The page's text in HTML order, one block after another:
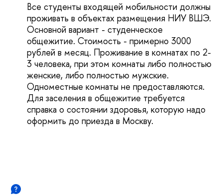
Все студенты входящей мобильности должны
проживать в объектах размещения НИУ ВШЭ.
Основной вариант - студенческое
общежитие. Стоимость - примерно 3000
рублей в месяц. Проживание в комнатах по 2-
3 человека, при этом комнаты либо полностью
женские, либо полностью мужские.
Одноместные комнаты не предоставляются.
Для заселения в общежитие требуется
справка о состоянии здоровья, которую надо
оформить до приезда в Москву.